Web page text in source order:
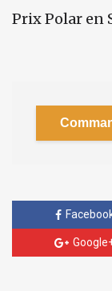
Prix Polar en